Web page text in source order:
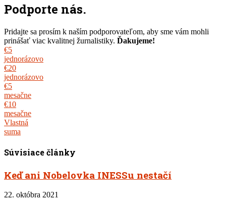
Podporte nás.
Pridajte sa prosím k naším podporovateľom, aby sme vám mohli
prinášať viac kvalitnej žurnalistiky. Ďakujeme!
€5
jednorázovo
€20
jednorázovo
€5
mesačne
€10
mesačne
Vlastná
suma
Súvisiace články
Keď ani Nobelovka INESSu nestačí
22. októbra 2021